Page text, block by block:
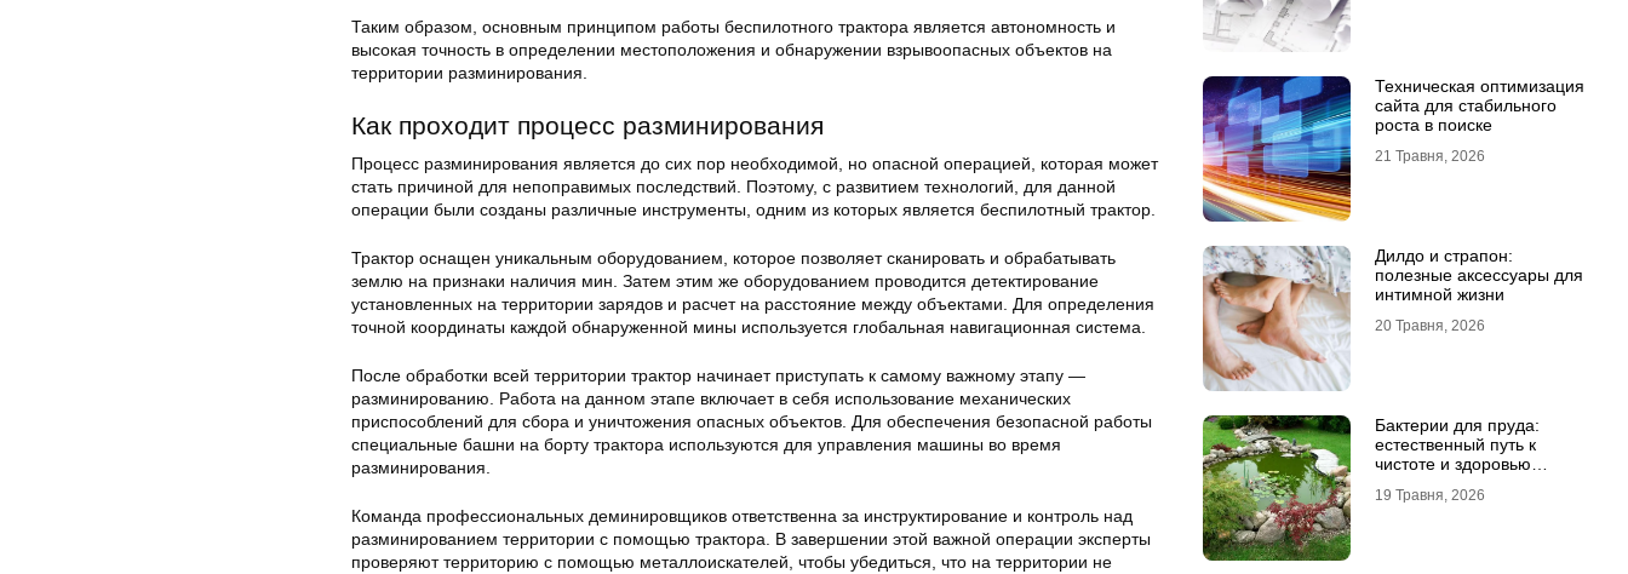
Таким образом, основным принципом работы беспилотного трактора является автономность и
высокая точность в определении местоположения и обнаружении взрывоопасных объектов на
территории разминирования.
Как проходит процесс разминирования
Процесс разминирования является до сих пор необходимой, но опасной операцией, которая может
стать причиной для непоправимых последствий. Поэтому, с развитием технологий, для данной
операции были созданы различные инструменты, одним из которых является беспилотный трактор.
Трактор оснащен уникальным оборудованием, которое позволяет сканировать и обрабатывать
землю на признаки наличия мин. Затем этим же оборудованием проводится детектирование
установленных на территории зарядов и расчет на расстояние между объектами. Для определения
точной координаты каждой обнаруженной мины используется глобальная навигационная система.
После обработки всей территории трактор начинает приступать к самому важному этапу —
разминированию. Работа на данном этапе включает в себя использование механических
приспособлений для сбора и уничтожения опасных объектов. Для обеспечения безопасной работы
специальные башни на борту трактора используются для управления машины во время
разминирования.
Команда профессиональных деминировщиков ответственна за инструктирование и контроль над
разминированием территории с помощью трактора. В завершении этой важной операции эксперты
проверяют территорию с помощью металлоискателей, чтобы убедиться, что на территории не
Техническая оптимизация
сайта для стабильного
роста в поиске
21 Травня, 2026
Дилдо и страпон:
полезные аксессуары для
интимной жизни
20 Травня, 2026
Бактерии для пруда:
естественный путь к
чистоте и здоровью
19 Травня, 2026